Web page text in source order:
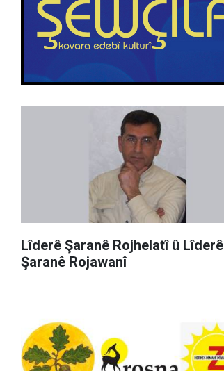
Lîderê Şaranê Rojhelatî û Lîderê
Şaranê Rojawanî